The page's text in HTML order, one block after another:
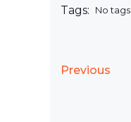
Tags: No tags
Previous